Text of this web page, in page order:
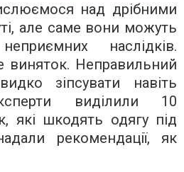
над дрібними
але саме вони можуть
наслідків.
виняток. Неправильний
зіпсувати навіть
виділили 10
які шкодять одягу під
рекомендації, як